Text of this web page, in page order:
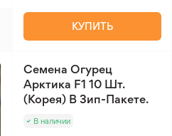
КУПИТЬ
Семена Огурец
Арктика F1 10 Шт.
(Корея) В Зип-Пакете.
В наличии